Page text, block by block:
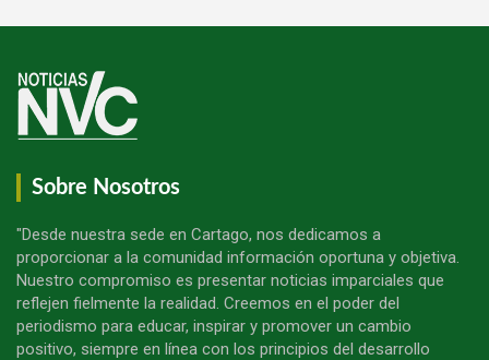
Sobre Nosotros
"Desde nuestra sede en Cartago, nos dedicamos a
proporcionar a la comunidad información oportuna y objetiva.
Nuestro compromiso es presentar noticias imparciales que
reflejen fielmente la realidad. Creemos en el poder del
periodismo para educar, inspirar y promover un cambio
positivo, siempre en línea con los principios del desarrollo